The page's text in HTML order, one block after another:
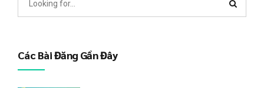
Các Bài Đăng Gần Đây